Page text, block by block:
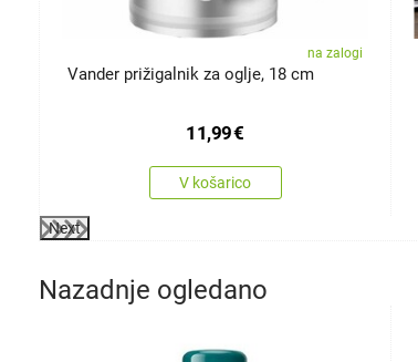
na zalogi
Vander prižigalnik za oglje, 18 cm
11,99€
V košarico
Next
Nazadnje ogledano